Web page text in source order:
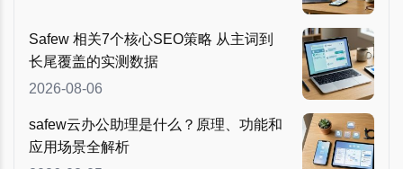
Safew 相关7个核心SEO策略 从主词到
长尾覆盖的实测数据
2026-08-06
safew云办公助理是什么？原理、功能和
应用场景全解析